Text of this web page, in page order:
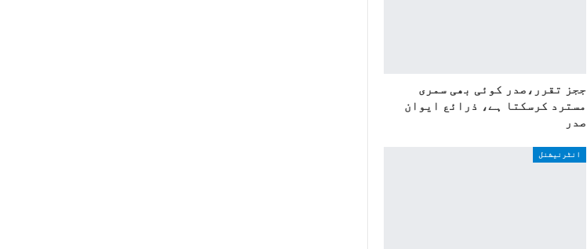
ججز تقرر،صدر کوئی بھی سمری
مسترد کرسکتا ہے، ذرائع ایوان
صدر
انٹرنیشنل